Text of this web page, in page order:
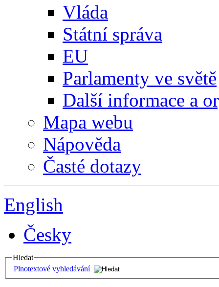
Vláda
Státní správa
EU
Parlamenty ve světě
Další informace a
Mapa webu
Nápověda
Časté dotazy
English
Česky
Hledat
Plnotextové vyhledávání